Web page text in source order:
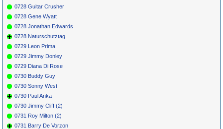
0728 Guitar Crusher
0728 Gene Wyatt
0728 Jonathan Edwards
0728 Naturschutztag
0729 Leon Prima
0729 Jimmy Donley
0729 Diana Di Rose
0730 Buddy Guy
0730 Sonny West
0730 Paul Anka
0730 Jimmy Cliff (2)
0731 Roy Milton (2)
0731 Barry De Vorzon